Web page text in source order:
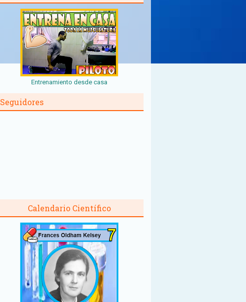
Entrenamiento desde casa
Seguidores
Calendario Científico